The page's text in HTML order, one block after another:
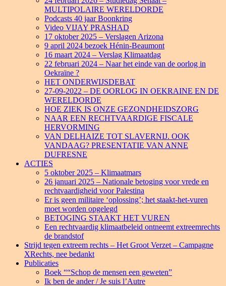
MULTIPOLAIRE WERELDORDE
Podcasts 40 jaar Boonkring
Video VIJAY PRASHAD
17 oktober 2025 – Verslagen Arizona
9 april 2024 bezoek Hénin-Beaumont
16 maart 2024 – Verslag Klimaatdag
22 februari 2024 – Naar het einde van de oorlog in
Oekraïne ?
HET ONDERWIJSDEBAT
27-09-2022 – DE OORLOG IN OEKRAINE EN DE
WERELDORDE
HOE ZIEK IS ONZE GEZONDHEIDSZORG
NAAR EEN RECHTVAARDIGE FISCALE
HERVORMING
VAN DELHAIZE TOT SLAVERNIJ. OOK
VANDAAG? PRESENTATIE VAN ANNE
DUFRESNE
ACTIES
5 oktober 2025 – Klimaatmars
26 januari 2025 – Nationale betoging voor vrede en
rechtvaardigheid voor Palestina
Er is geen militaire ‘oplossing’; het staakt-het-vuren
moet worden opgelegd
BETOGING STAAKT HET VUREN
Een rechtvaardig klimaatbeleid ontneemt extreemrechts
de brandstof
Strijd tegen extreem rechts – Het Groot Verzet – Campagne
XRechts, nee bedankt
Publicaties
Boek ““Schop de mensen een geweten”
Ik ben de ander / Je suis l’Autre